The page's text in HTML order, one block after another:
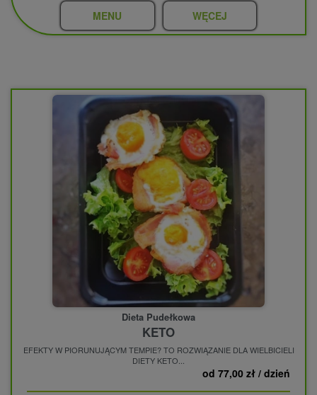
MENU WĘCEJ
Dieta Pudełkowa
KETO
EFEKTY W PIORUNUJĄCYM TEMPIE? TO ROZWIĄZANIE DLA WIELBICIELI
DIETY KETO...
od 77,00 zł / dzień